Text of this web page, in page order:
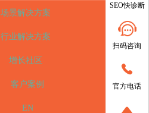
场景解决方案
行业解决方案
增长社区
客户案例
EN
SEO快诊断
扫码咨询
官方电话